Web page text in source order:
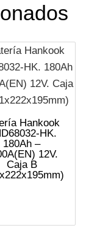
Hankook
HK.
180Ah –
12V.
Caja B